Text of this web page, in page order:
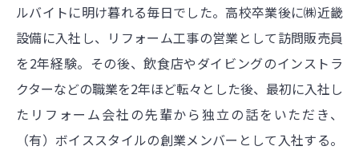
ルバイトに明け暮れる毎日でした。高校卒業後に㈱近畿
設備に入社し、リフォーム工事の営業として訪問販売員
を2年経験。その後、飲食店やダイビングのインストラ
クターなどの職業を2年ほど転々とした後、最初に入社し
たリフォーム会社の先輩から独立の話をいただき、
（有）ボイススタイルの創業メンバーとして入社する。